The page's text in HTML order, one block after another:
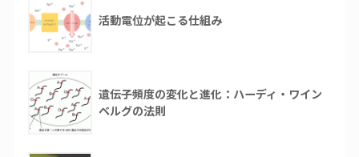
活動電位が起こる仕組み
遺伝子頻度の変化と進化：ハーディ・ワイン
ベルグの法則